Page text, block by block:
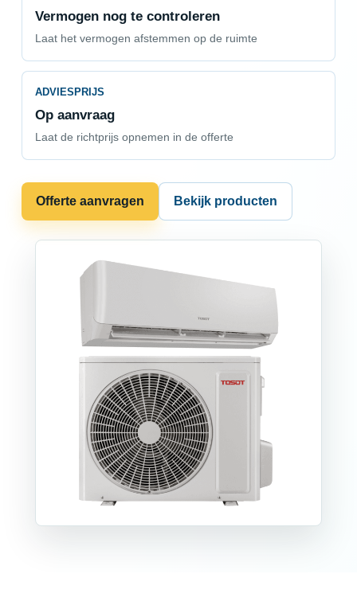
Vermogen nog te controleren
Laat het vermogen afstemmen op de ruimte
ADVIESPRIJS
Op aanvraag
Laat de richtprijs opnemen in de offerte
Offerte aanvragen Bekijk producten